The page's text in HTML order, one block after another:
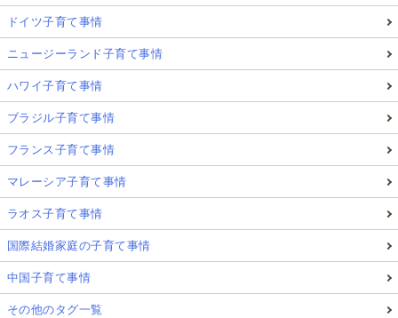
ドイツ子育て事情
ニュージーランド子育て事情
ハワイ子育て事情
ブラジル子育て事情
フランス子育て事情
マレーシア子育て事情
ラオス子育て事情
国際結婚家庭の子育て事情
中国子育て事情
その他のタグ一覧